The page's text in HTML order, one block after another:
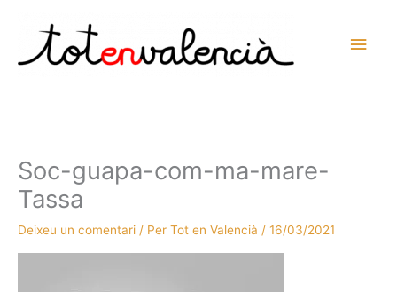
contingut
Soc-guapa-com-ma-mare-
Tassa
Deixeu un comentari / Per Tot en Valencià / 16/03/2021